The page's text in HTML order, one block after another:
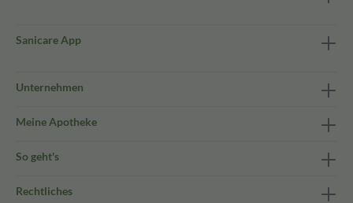
Sanicare App
Unternehmen
Meine Apotheke
So geht's
Rechtliches